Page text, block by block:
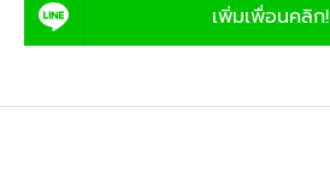
เพิ่มเพื่อนคลิก!